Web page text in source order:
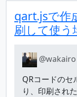
qart.jsで作
刷して使う
@wakairo
QRコードのセ
り、印刷され